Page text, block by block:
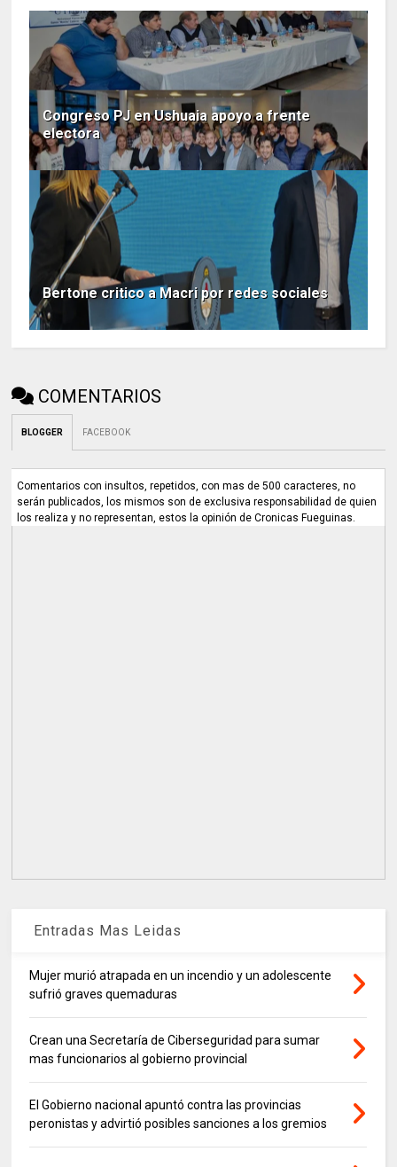
Congreso PJ en Ushuaia apoyo a frente
electora
Bertone critico a Macri por redes sociales
COMENTARIOS
BLOGGER FACEBOOK
Comentarios con insultos, repetidos, con mas de 500 caracteres, no
serán publicados, los mismos son de exclusiva responsabilidad de quien
los realiza y no representan, estos la opinión de Cronicas Fueguinas.
Entradas Mas Leidas
Mujer murió atrapada en un incendio y un adolescente
sufrió graves quemaduras
Crean una Secretaría de Ciberseguridad para sumar
mas funcionarios al gobierno provincial
El Gobierno nacional apuntó contra las provincias
peronistas y advirtió posibles sanciones a los gremios